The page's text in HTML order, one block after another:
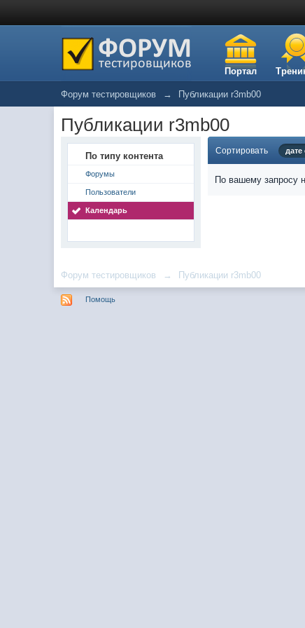
Портал
Форум тестировщиков → Публикации r3mb00
Публикации r3mb00
По типу контента
Форумы
Пользователи
Календарь
Сортировать
По вашему запросу
Форум тестировщиков → Публикации r3mb00
Помощь